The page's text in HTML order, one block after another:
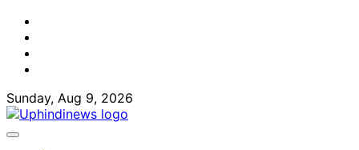
Skip
content
Sunday, Aug 9, 2026